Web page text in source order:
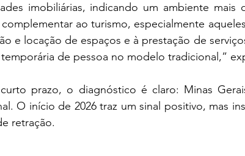
imobiliárias, indicando um ambiente mais
ao turismo, especialmente
e locação de espaços e à prestação de
de pessoa no modelo tradicional,”
prazo, o diagnóstico é claro: Minas
O início de 2026 traz um sinal positivo, mas
retração.